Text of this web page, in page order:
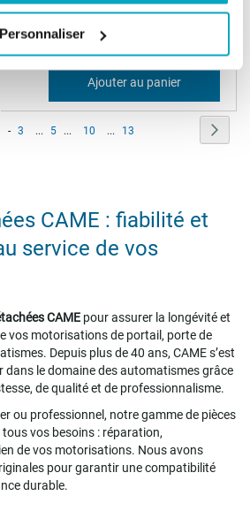
Personnaliser
CAME : fiabilité et
service de vos
CAME pour assurer la longévité et
vos motorisations de portail, porte de
Depuis plus de 40 ans, CAME s’est
dans le domaine des automatismes grâce
de qualité et de professionnalisme.
ou professionnel, notre gamme de pièces
vos besoins : réparation,
de vos motorisations. Nous avons
pour garantir une compatibilité
durable.
Ajouter au panier
Page
- Page
3 ... 5 ... 10 ... Page
13